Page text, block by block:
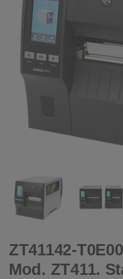
ZT41142-
Mod. ZT411.